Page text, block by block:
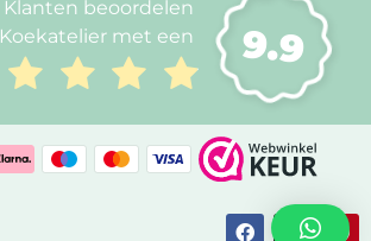
Klanten beoordelen
Koekatelier met een
9.9